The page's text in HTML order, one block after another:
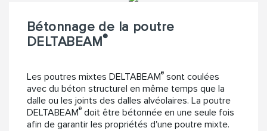
Bétonnage de la poutre
DELTABEAM®
Les poutres mixtes DELTABEAM® sont coulées
avec du béton structurel en même temps que la
dalle ou les joints des dalles alvéolaires. La poutre
DELTABEAM® doit être bétonnée en une seule fois
afin de garantir les propriétés d'une poutre mixte.